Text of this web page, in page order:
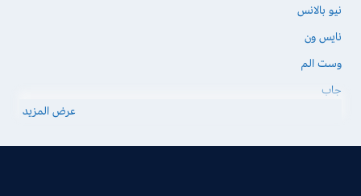
نيو بالانس
نايس ون
وست الم
جاب
عرض المزيد